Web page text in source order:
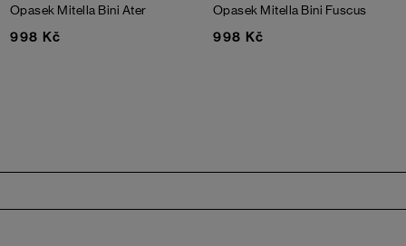
Opasek Mitella Bini Ater
998 Kč
Opasek Mitella Bini Fuscus
998 Kč